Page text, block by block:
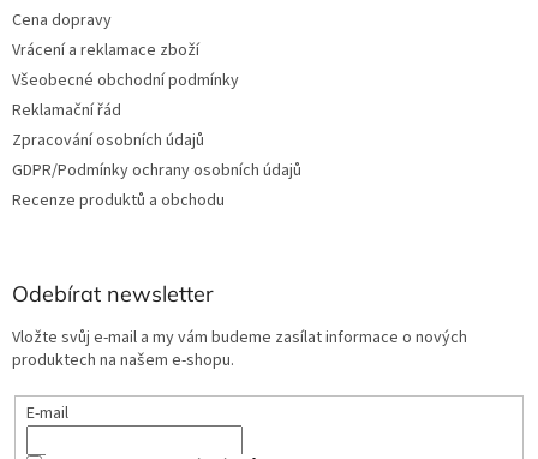
Cena dopravy
Vrácení a reklamace zboží
Všeobecné obchodní podmínky
Reklamační řád
Zpracování osobních údajů
GDPR/Podmínky ochrany osobních údajů
Recenze produktů a obchodu
Odebírat newsletter
Vložte svůj e-mail a my vám budeme zasílat informace o nových
produktech na našem e-shopu.
E-mail